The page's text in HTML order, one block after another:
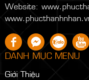
Website:
DANH MỤC MENU
Giới Thiệu